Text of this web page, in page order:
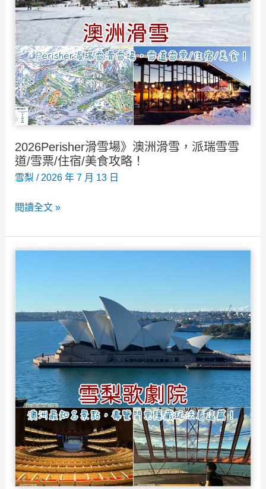
怎
麼
去？
營
業
時
間/
色/
逛
攻
2026Perisher滑雪場》澳洲滑雪，派瑞雪雪
道/雪票/住宿/美食攻略！
雪梨/ 2026 年 7 月 13 日
2026Perisher
滑
雪，
派
瑞
雪
雪
票/
住
宿/
閱讀全文 »